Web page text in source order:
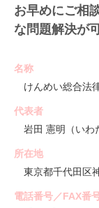
お早めにご相
な問題解決が
名称
けんめい総合法
代表者
岩田 憲明（いわ
所在地
東京都千代田区
電話番号／FAX番